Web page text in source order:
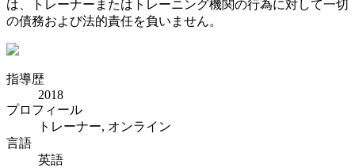
は、トレーナーまたはトレーニング機関の行為に対して一切
の債務および法的責任を負いません。
指導歴
2018
プロフィール
トレーナー, オンライン
言語
英語